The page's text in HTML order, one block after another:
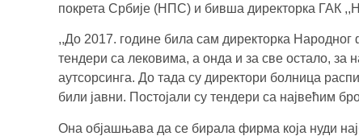
покрета Србије (НПС) и бивша директорка ГАК
,,До 2017. године била сам директорка
тендери са лековима, а онда и за све остало, за
аутсорсинга. До тада су директори болница
били јавни. Постојали су тендери са највећим
Она објашњава да се бирала фирма која нуди